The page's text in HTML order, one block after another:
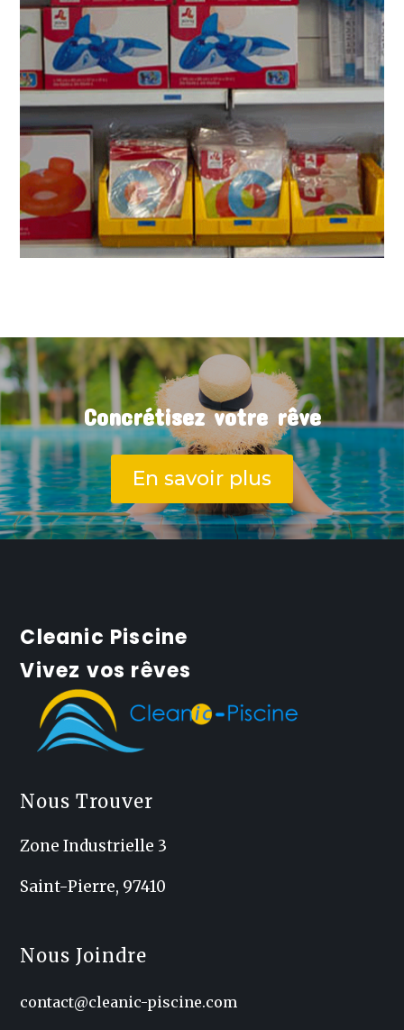
Concrétisez votre rêve
En savoir plus
Cleanic Piscine
Vivez vos rêves
Nous Trouver
Zone Industrielle 3
Saint-Pierre, 97410
Nous Joindre
contact@cleanic-piscine.com